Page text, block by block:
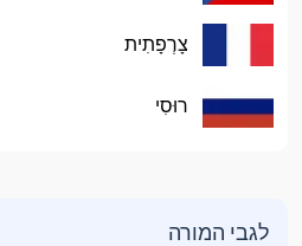
צָרְפָתִית
רוּסִי
לגבי המורה